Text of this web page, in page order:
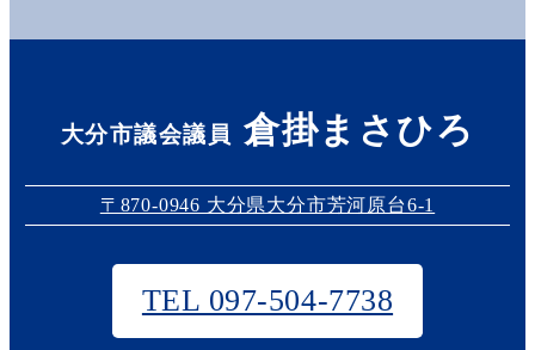
大分市議会議員 倉掛まさひろ
〒870-0946 大分県大分市芳河原台6-1
TEL 097-504-7738